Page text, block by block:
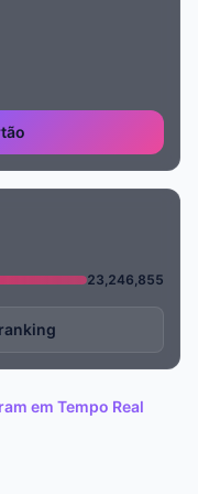
23,246,855
em Tempo Real